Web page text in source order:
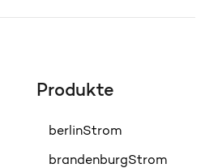
Produkte
berlinStrom
brandenburgStrom